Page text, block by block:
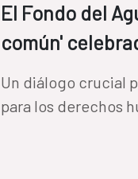
El Fondo del
común'
Un diálogo crucial
para los derechos